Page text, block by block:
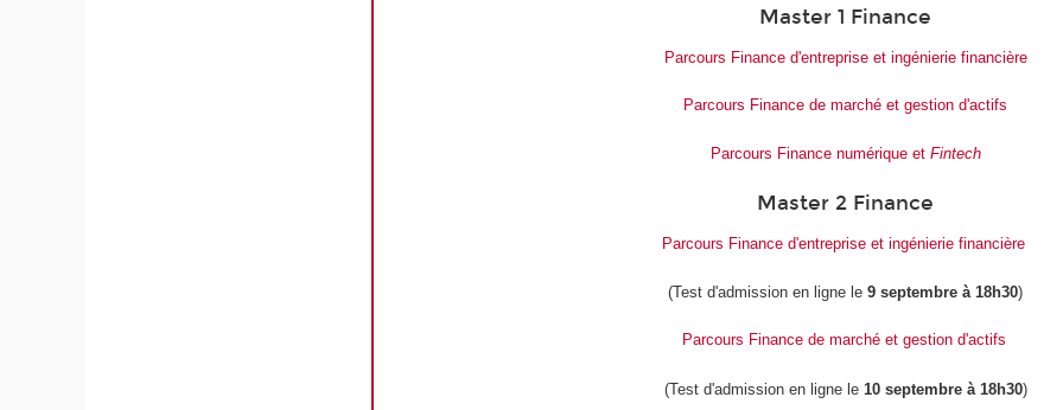
Master 1 Finance
Parcours Finance d'entreprise et ingénierie financière
Parcours Finance de marché et gestion d'actifs
Parcours Finance numérique et Fintech
Master 2 Finance
Parcours Finance d'entreprise et ingénierie financière
(Test d'admission en ligne le9 septembre à 18h30)
Parcours Finance de marché et gestion d'actifs
(Test d'admission en ligne le 10 septembre à 18h30)